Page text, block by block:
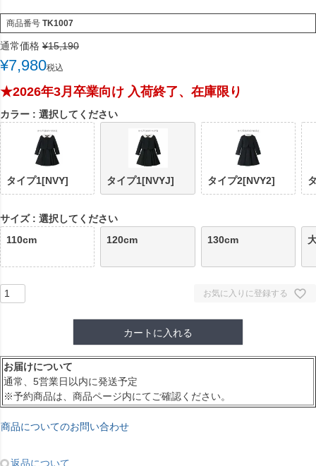
商品番号 TK1007
通常価格 ¥15,190
¥7,980税込
★2026年3月卒業向け 入荷終了、在庫限り
カラー 選択してください
タイプ1[NVY] タイプ1[NVYJ] タイプ2[NVY2]
サイズ
選択してください
110cm
120cm 130cm
お気に入りに登録する
カートに入れる
お届けについて
通常、5営業日以内に発送予定
※予約商品は、商品ページ内にてご確認ください。
商品についてのお問い合わせ
返品について